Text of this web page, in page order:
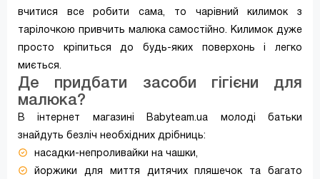
вчитися все робити сама, то чарівний килимок з
тарілочкою привчить малюка самостійно. Килимок дуже
просто кріпиться до будь-яких поверхонь і легко
миється.
Де придбати засоби гігієни для
малюка?
В інтернет магазині Babyteam.ua молоді батьки
знайдуть безліч необхідних дрібниць:
насадки-непроливайки на чашки,
йоржики для миття дитячих пляшечок та багато